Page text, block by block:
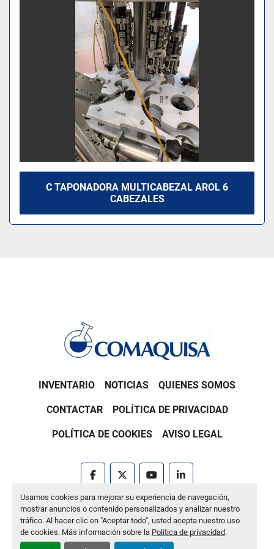
Usamos cookies para mejorar su experiencia de navegación,
mostrar anuncios o contenido personalizados y analizar nuestro
tráfico. Al hacer clic en "Aceptar todo", usted acepta nuestro uso
de cookies. Más información sobre la Política de privacidad.
C TAPONADORA MULTICABEZAL AROL 6
CABEZALES
INVENTARIO NOTICIAS QUIENES SOMOS
CONTACTAR POLÍTICA DE PRIVACIDAD
POLÍTICA DE COOKIES AVISO LEGAL
facebooktwitter youtubelinkedin
Machinio Systemsitio web deMachinio
Administrar cookies